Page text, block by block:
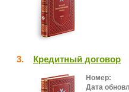
3. Кредитный договор
Номер:
Дата